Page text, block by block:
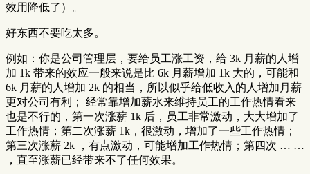
效用降低了）。
好东西不要吃太多。
例如：你是公司管理层，要给员工涨工资，给 3k 月薪的人增
加 1k 带来的效应一般来说是比 6k 月薪增加 1k 大的，可能和
6k 月薪的人增加 2k 的相当，所以似乎给低收入的人增加月薪
更对公司有利； 经常靠增加薪水来维持员工的工作热情看来
也是不行的，第一次涨薪 1k 后，员工非常激动，大大增加了
工作热情；第二次涨薪 1k，很激动，增加了一些工作热情；
第三次涨薪 2k ，有点激动，可能增加工作热情；第四次 … …
，直至涨薪已经带来不了任何效果。